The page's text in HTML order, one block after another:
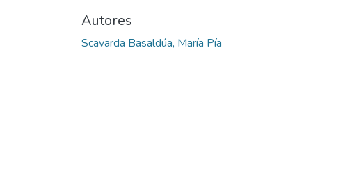
Autores
Scavarda Basaldúa, María Pía